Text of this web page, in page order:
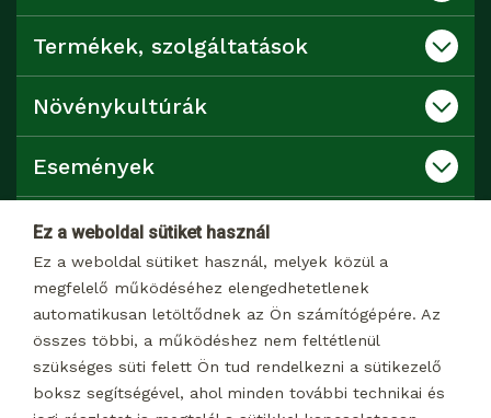
Ez a weboldal sütiket használ
Ez a weboldal sütiket használ, melyek közül a
megfelelő működéséhez elengedhetetlenek
automatikusan letöltődnek az Ön számítógépére. Az
összes többi, a működéshez nem feltétlenül
szükséges süti felett Ön tud rendelkezni a sütikezelő
boksz segítségével, ahol minden további technikai és
Termékek, szolgáltatások
Növénykultúrák
Események
Katalógusok
Kapcsolat
Dokumentumtár